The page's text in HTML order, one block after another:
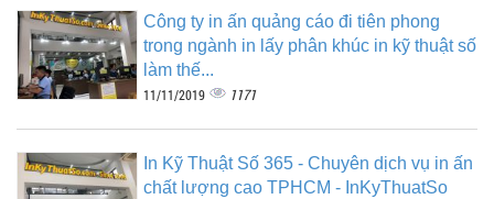
Công ty in ấn quảng cáo đi tiên phong
trong ngành in lấy phân khúc in kỹ thuật số
làm thế...
11/11/2019 1171
In Kỹ Thuật Số 365 - Chuyên dịch vụ in ấn
chất lượng cao TPHCM - InKyThuatSo